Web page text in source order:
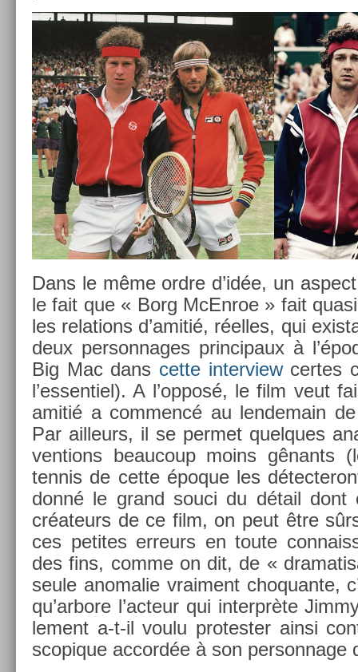
Dans le même ordre d’idée, un
le fait que « Borg McEn­roe » fait
les re­la­tions d’amitié, réelles, qui
deux per­son­nages prin­cipaux à
Big Mac dans cette in­ter­viewcer­tes
l’es­sentiel). A l’opposé, le film veut
amitié a com­mencé au len­demain
Par ail­leurs, il se per­met quel­ques
ven­tions be­aucoup moins gênants
ten­nis de cette époque les
donné le grand souci du détail dont
créateurs de ce film, on peut être
ces petites er­reurs en toute
des fins, comme on dit, de «
seule an­omalie vrai­ment choquan­te,
qu’ar­bore l’ac­teur qui in­terprète
le­ment a-t-il voulu pro­test­er ainsi
scopique ac­cordée à son per­son­nage